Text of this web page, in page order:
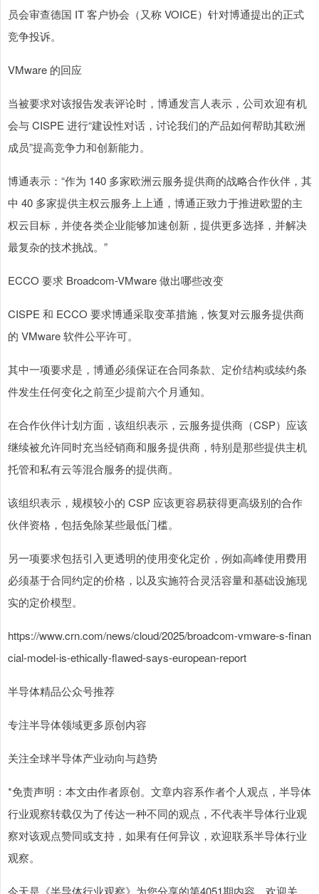
员会审查德国 IT 客户协会（又称 VOICE）针对博通提出的正式
竞争投诉。
VMware 的回应
当被要求对该报告发表评论时，博通发言人表示，公司欢迎有机
会与 CISPE 进行“建设性对话，讨论我们的产品如何帮助其欧洲
成员”提高竞争力和创新能力。
博通表示：“作为 140 多家欧洲云服务提供商的战略合作伙伴，其
中 40 多家提供主权云服务上上通，博通正致力于推进欧盟的主
权云目标，并使各类企业能够加速创新，提供更多选择，并解决
最复杂的技术挑战。”
ECCO 要求 Broadcom-VMware 做出哪些改变
CISPE 和 ECCO 要求博通采取变革措施，恢复对云服务提供商
的 VMware 软件公平许可。
其中一项要求是，博通必须保证在合同条款、定价结构或续约条
件发生任何变化之前至少提前六个月通知。
在合作伙伴计划方面，该组织表示，云服务提供商（CSP）应该
继续被允许同时充当经销商和服务提供商，特别是那些提供主机
托管和私有云等混合服务的提供商。
该组织表示，规模较小的 CSP 应该更容易获得更高级别的合作
伙伴资格，包括免除某些最低门槛。
另一项要求包括引入更透明的使用变化定价，例如高峰使用费用
必须基于合同约定的价格，以及实施符合灵活容量和基础设施现
实的定价模型。
https://www.crn.com/news/cloud/2025/broadcom-vmware-s-finan
cial-model-is-ethically-flawed-says-european-report
半导体精品公众号推荐
专注半导体领域更多原创内容
关注全球半导体产业动向与趋势
*免责声明：本文由作者原创。文章内容系作者个人观点，半导体
行业观察转载仅为了传达一种不同的观点，不代表半导体行业观
察对该观点赞同或支持，如果有任何异议，欢迎联系半导体行业
观察。
今天是《半导体行业观察》为您分享的第4051期内容，欢迎关